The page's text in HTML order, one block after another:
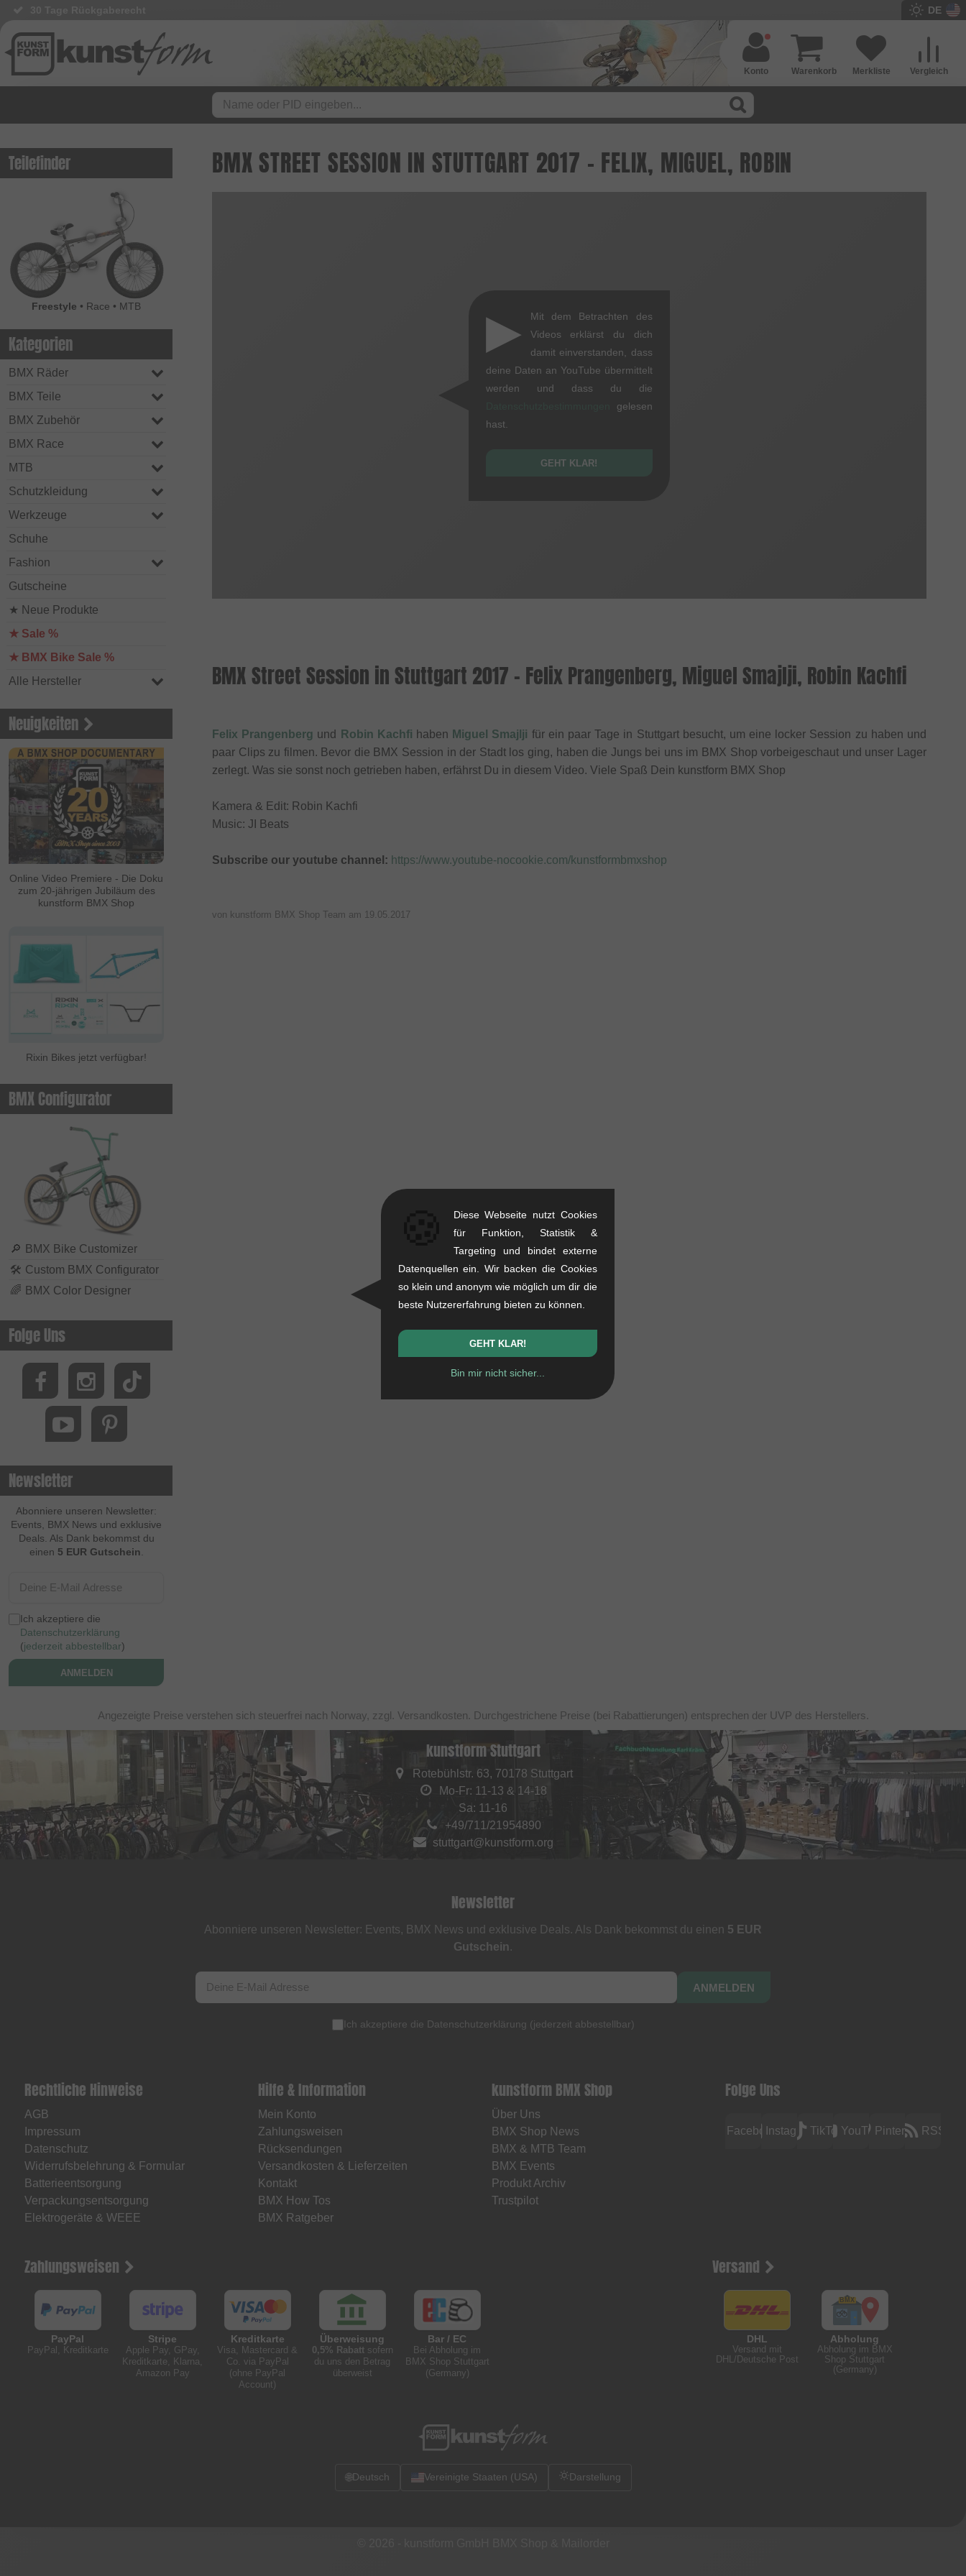
DE
Vergleich
Merkliste
Warenkorb
Konto
Teilefinder
Freestyle • Race • MTB
Kategorien
BMX Räder
BMX Teile
BMX Zubehör
BMX Race
MTB
Schutzkleidung
Werkzeuge
Schuhe
Fashion
Gutscheine
★ Neue Produkte
★ Sale %
★ BMX Bike Sale %
Alle Hersteller
Neuigkeiten
Online Video Premiere - Die Doku
zum 20-jährigen Jubiläum des
kunstform BMX Shop
Rixin Bikes jetzt verfügbar!
BMX Configurator
🔎 BMX Bike Customizer
🛠 Custom BMX Configurator
🌈 BMX Color Designer
Folge Uns
Newsletter
Abonniere unseren Newsletter:
Events, BMX News und exklusive
Deals. Als Dank bekommst du
einen 5 EUR Gutschein
Ich akzeptiere die
Datenschutzerklärung
(jederzeit abbestellbar)
ANMELDEN
BMX STREET SESSION IN STUTTGART 2017 - FELIX, MIGUEL, ROBIN
▶
Mit dem Betrachten des
Videos erklärst du dich
damit einverstanden, dass
deine Daten an YouTube übermittelt
werden und dass du die
gelesen
hast.
GEHT KLAR!
BMX Street Session in Stuttgart 2017 - Felix Prangenberg, Miguel Smajlji, Robin Kachfi
Felix Prangenberg und Robin Kachfi haben Miguel Smajlji für ein paar Tage in Stuttgart besucht, um eine locker Session zu haben und
paar Clips zu filmen. Bevor die BMX Session in der Stadt los ging, haben die Jungs bei uns im BMX Shop vorbeigeschaut und unser Lager
zerlegt. Was sie sonst noch getrieben haben, erfährst Du in diesem Video. Viele Spaß Dein kunstform BMX Shop
Kamera & Edit: Robin Kachfi
Music: JI Beats
Subscribe our youtube channel: https://www.youtube-nocookie.com/kunstformbmxshop
von kunstform BMX Shop Team am 19.05.2017
Angezeigte Preise verstehen sich steuerfrei nach Norway, zzgl. Versandkosten. Durchgestrichene Preise (bei Rabattierungen) entsprechen der UVP des Herstellers.
kunstform Stuttgart
Rotebühlstr. 63, 70178 Stuttgart
Mo-Fr: 11-13 & 14-18
Sa: 11-16
+49/711/21954890
stuttgart@kunstform.org
Newsletter
Abonniere unseren Newsletter: Events, BMX News und exklusive Deals. Als Dank bekommst du einen 5 EUR
Gutschein.
ANMELDEN
Ich akzeptiere die Datenschutzerklärung (jederzeit abbestellbar)
Rechtliche Hinweise
AGB
Impressum
Datenschutz
Widerrufsbelehrung & Formular
Batterieentsorgung
Verpackungsentsorgung
Elektrogeräte & WEEE
Hilfe & Information
Mein Konto
Zahlungsweisen
Rücksendungen
Versandkosten & Lieferzeiten
Kontakt
BMX How Tos
BMX Ratgeber
kunstform BMX Shop
Über Uns
BMX Shop News
BMX & MTB Team
BMX Events
Produkt Archiv
Trustpilot
Folge Uns
FacebookInstagramTikTokYouTubePinterest RSS
Zahlungsweisen
PayPal
PayPal, Kreditkarte
Stripe
Apple Pay, GPay,
Kreditkarte, Klarna,
Amazon Pay
Kreditkarte
Visa, Mastercard &
Co. via PayPal
(ohne PayPal
Account)
Überweisung
0,5% Rabattsofern
du uns den Betrag
überweist
Bar / EC
Bei Abholung im
BMX Shop Stuttgart
(Germany)
Versand
DHL
Versand mit
DHL/Deutsche Post
Abholung
Abholung im BMX
Shop Stuttgart
(Germany)
🌐Deutsch Vereinigte Staaten (USA) Darstellung
Diese Webseite nutzt Cookies
für Funktion, Statistik &
Targeting und bindet externe
Datenquellen ein. Wir backen die Cookies
so klein und anonym wie möglich um dir die
beste Nutzererfahrung bieten zu können.
GEHT KLAR!
Bin mir nicht sicher...